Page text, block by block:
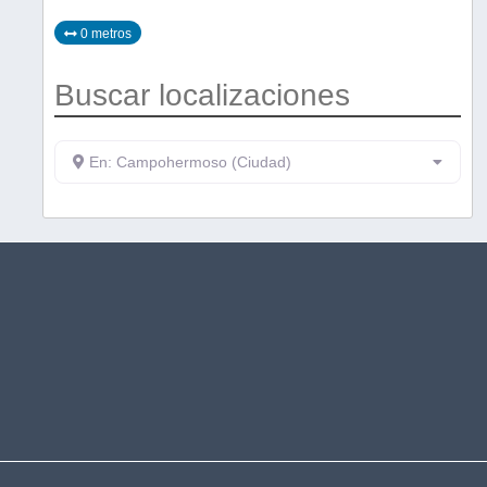
0 metros
Buscar localizaciones
En: Campohermoso (Ciudad)